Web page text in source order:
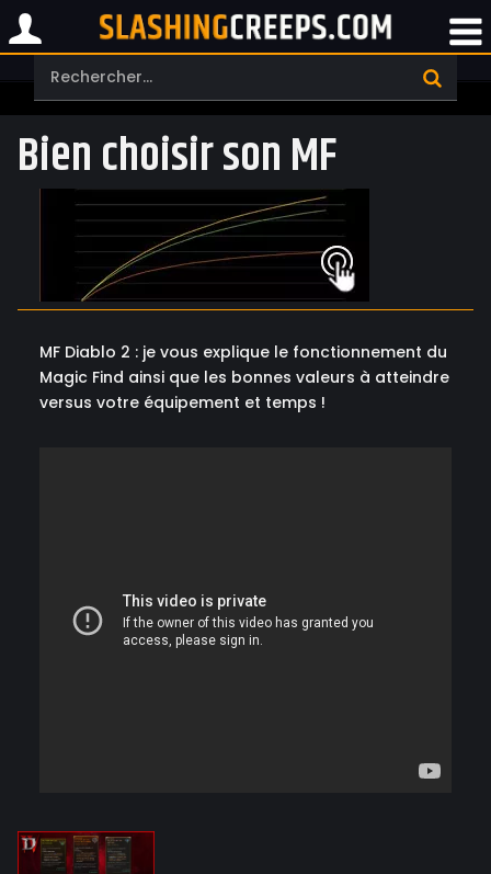
Bien choisir son MF
MF Diablo 2 : je vous explique le fonctionnement du
Magic Find ainsi que les bonnes valeurs à atteindre
versus votre équipement et temps !